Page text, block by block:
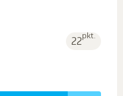
22pkt.